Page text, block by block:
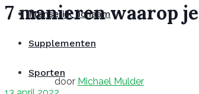
Menselijk lichaam
Supplementen
Sporten
7 manieren waarop
door Michael Mulder